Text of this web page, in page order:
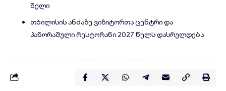
წელი
თბილისის ანძაზე ვიზიტორთა ცენტრი და
პანორამული რესტორანი 2027 წელს დასრულდება